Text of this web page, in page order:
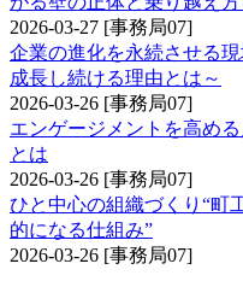
2026-03-27 [事務局07]
企業の進化を永続させる
成長し続ける理由とは～
2026-03-26 [事務局07]
エンゲージメントを高め
とは
2026-03-26 [事務局07]
ひと中心の組織づくり“町
的になる仕組み”
2026-03-26 [事務局07]